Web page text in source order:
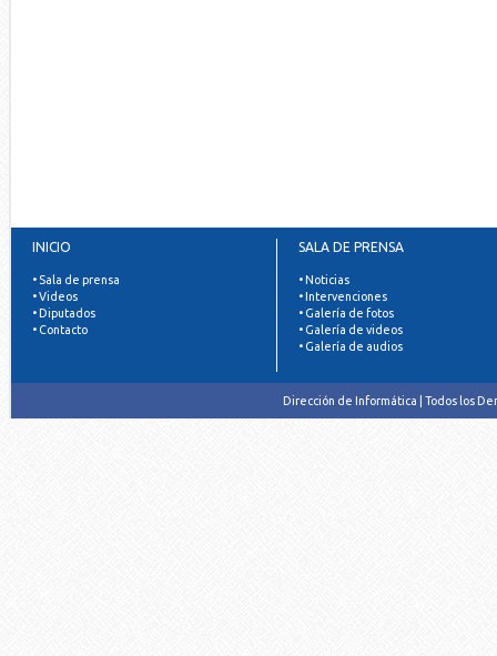
INICIO
• Sala de prensa
• Videos
• Diputados
• Contacto
SALA DE PRENSA
• Noticias
• Intervenciones
• Galería de fotos
• Galería de videos
• Galería de audios
Dirección de Informática | Todos los